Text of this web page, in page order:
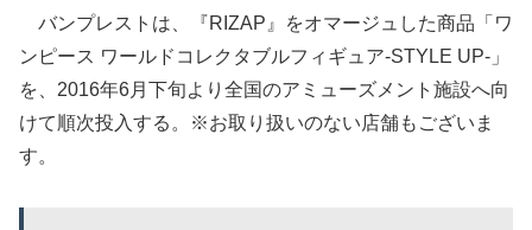
バンプレストは、『RIZAP』をオマージュした商品「ワ
ンピース ワールドコレクタブルフィギュア-STYLE UP-」
を、2016年6月下旬より全国のアミューズメント施設へ向
けて順次投入する。※お取り扱いのない店舗もございま
す。